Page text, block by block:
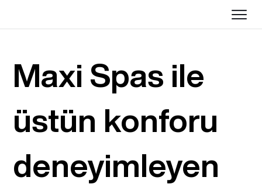
Maxi Spas ile
üstün konforu
deneyimleyen